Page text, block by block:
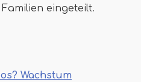
eingeteilt.
Wachstum